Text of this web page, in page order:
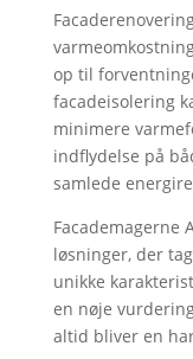
op til
facadeisolering
minimere
indflydelse på
samlede
Facademagerne
løsninger, der
unikke
en nøje
altid bliver en